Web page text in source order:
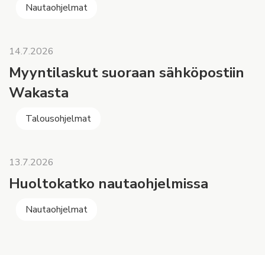
Nautaohjelmat
14.7.2026
Myyntilaskut suoraan sähköpostiin
Wakasta
Talousohjelmat
13.7.2026
Huoltokatko nautaohjelmissa
Nautaohjelmat